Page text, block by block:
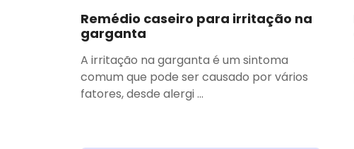
Remédio caseiro para irritação na
garganta
A irritação na garganta é um sintoma
comum que pode ser causado por vários
fatores, desde alergi ...